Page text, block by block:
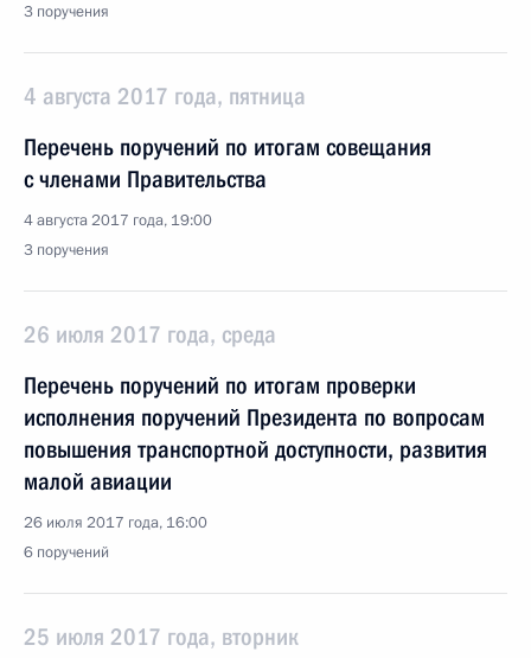
3 поручения
4 августа 2017 года, пятница
Перечень поручений по итогам совещания
с членами Правительства
4 августа 2017 года, 19:00
3 поручения
26 июля 2017 года, среда
Перечень поручений по итогам проверки
исполнения поручений Президента по вопросам
повышения транспортной доступности, развития
малой авиации
26 июля 2017 года, 16:00
6 поручений
25 июля 2017 года, вторник